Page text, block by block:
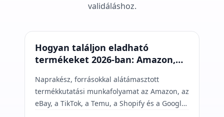
validáláshoz.
Termékkutatás
Hogyan találjon eladható
termékeket 2026-ban: Amazon,
Naprakész, forrásokkal alátámasztott
termékkutatási munkafolyamat az Amazon, az
eBay, a TikTok, a Temu, a Shopify és a Google